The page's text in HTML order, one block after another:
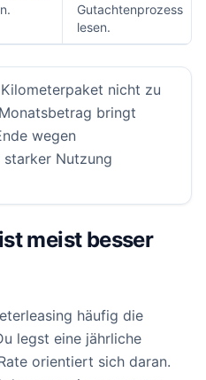
Gutachtenprozess
lesen.
nicht zu
bringt
wegen
Nutzung
meist besser
häufig die
legst eine jährliche
orientiert sich daran.